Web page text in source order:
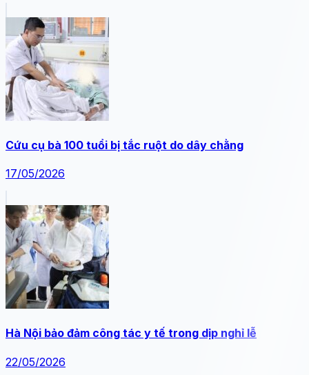
Cứu cụ bà 100 tuổi bị tắc ruột do dây chằng
17/05/2026
Hà Nội bảo đảm công tác y tế trong dịp nghỉ lễ
22/05/2026